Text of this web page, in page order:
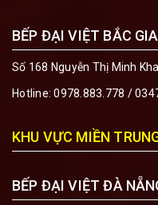
BẾP ĐẠI VIỆT BẮC
Số 168 Nguyễn Thị Minh
Hotline:0978.883.778 /
KHU VỰC MIỀN
BẾP ĐẠI VIỆT ĐÀ